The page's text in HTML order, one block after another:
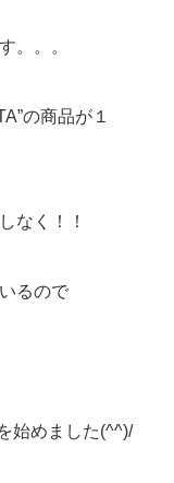
。。。
の商品が１
なく！！
るので
始めました(^^)/